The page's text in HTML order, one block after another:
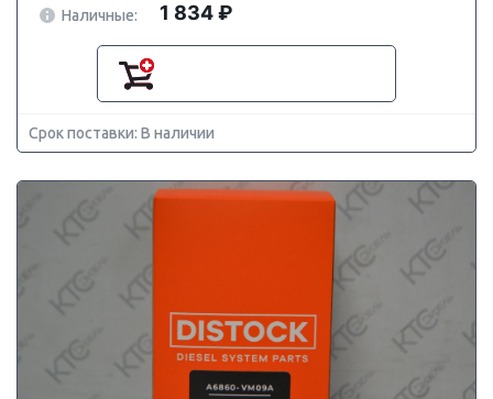
Наличные:
1 834 ₽
Срок поставки: В наличии